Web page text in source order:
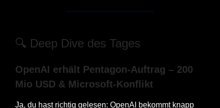
🔍 Deep Dive des Tages
OpenAI erhält Pentagon‑Auftrag – 200
Mio USD & Microsoft‑Konflikt
Ja, du hast richtig gelesen: OpenAI bekommt knapp